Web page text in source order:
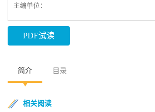
主编单位：
PDF试读
简介 目录
相关阅读